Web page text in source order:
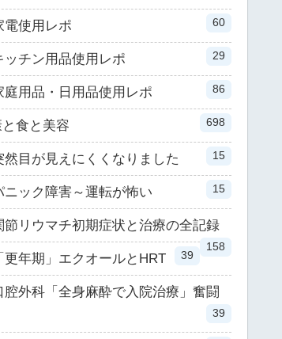
電使用レポ 60
ッチン用品使用レポ 29
庭用品・日用品使用レポ 86
食と美容 698
然目が見えにくくなりました 15
ニック障害～運転が怖い 15
節リウマチ初期症状と治療の全記録
158
更年期」エクオールとHRT 39
腔外科「全身麻酔で入院治療」奮闘
39